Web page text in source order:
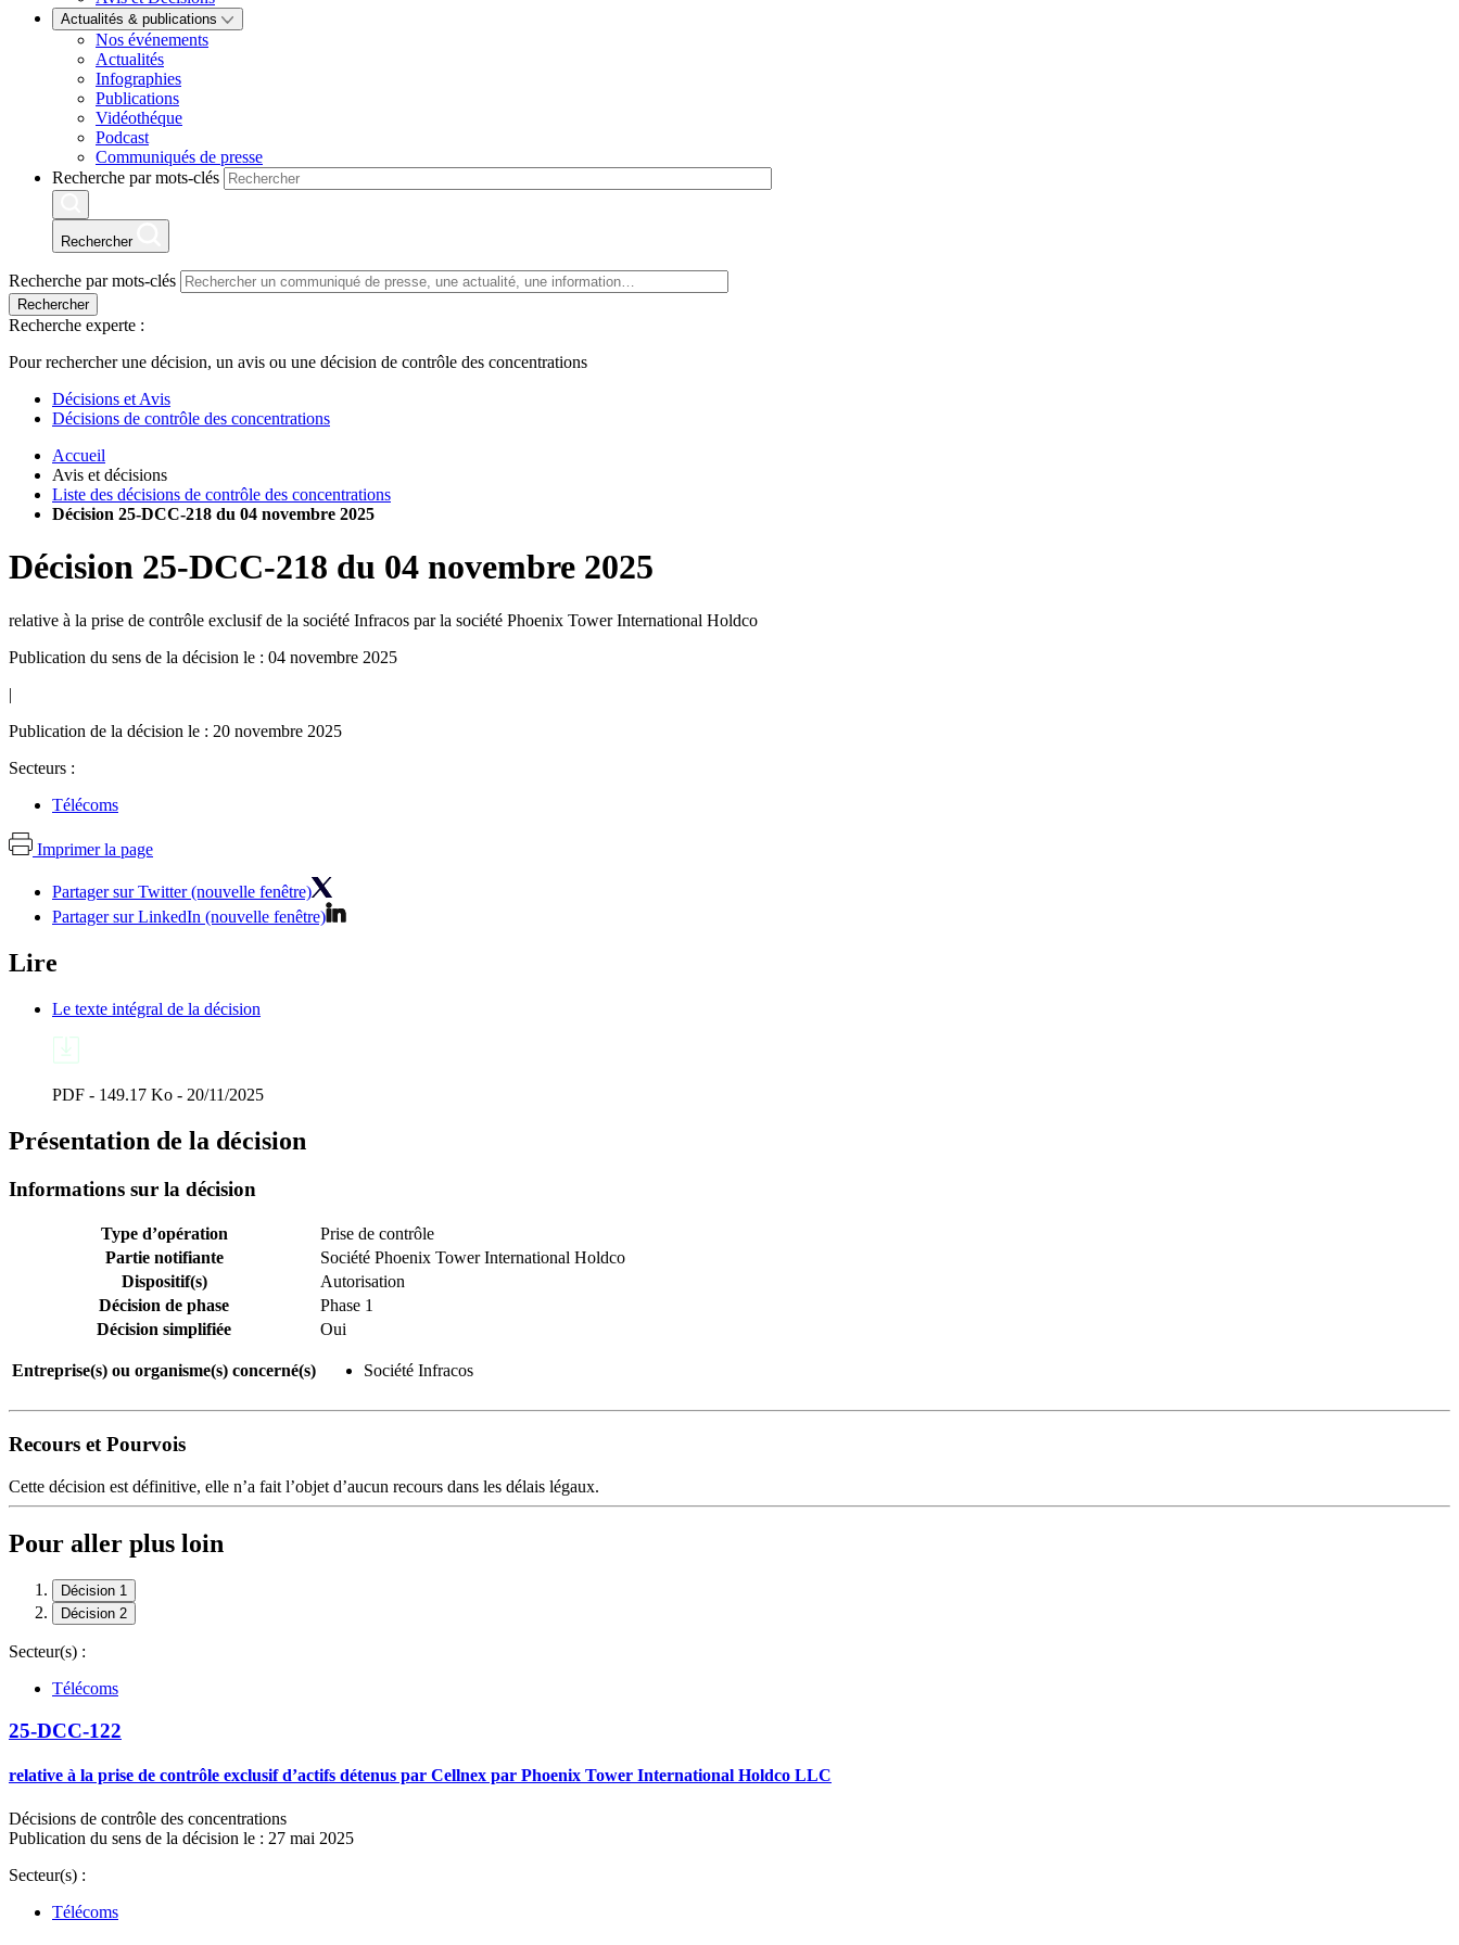
Actualités & publications
Nos événements
Actualités
Infographies
Publications
Vidéothéque
Podcast
Communiqués de presse
Recherche par mots-clés
Rechercher
Recherche par mots-clés
Rechercher
Recherche experte :
Pour rechercher une décision, un avis ou une décision de contrôle des concentrations
Décisions et Avis
Décisions de contrôle des concentrations
Accueil
Avis et décisions
Liste des décisions de contrôle des concentrations
Décision 25-DCC-218 du 04 novembre 2025
Décision 25-DCC-218 du 04 novembre 2025
relative à la prise de contrôle exclusif de la société Infracos par la société Phoenix Tower International Holdco
Publication du sens de la décision le : 04 novembre 2025
|
Publication de la décision le : 20 novembre 2025
Secteurs :
Télécoms
Imprimer la page
Partager sur Twitter (nouvelle fenêtre)
Partager sur LinkedIn (nouvelle fenêtre)
Lire
Le texte intégral de la décision
PDF - 149.17 Ko - 20/11/2025
Présentation de la décision
Informations sur la décision
Type d’opération
Prise de contrôle
Partie notifiante
Société Phoenix Tower International Holdco
Dispositif(s)
Autorisation
Décision de phase
Phase 1
Décision simplifiée
Oui
Entreprise(s) ou organisme(s) concerné(s) Société Infracos
Recours et Pourvois
Cette décision est définitive, elle n’a fait l’objet d’aucun recours dans les délais légaux.
Pour aller plus loin
Décision 1
Décision 2
Secteur(s) :
Télécoms
25-DCC-122
relative à la prise de contrôle exclusif d’actifs détenus par Cellnex par Phoenix Tower International Holdco LLC
Décisions de contrôle des concentrations
Publication du sens de la décision le : 27 mai 2025
Secteur(s) :
Télécoms